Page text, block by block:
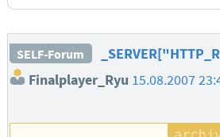
SELF-Forum
Finalplayer_Ryu 15.08.2007